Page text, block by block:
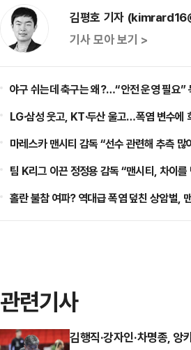
김평호 기자
기사 모아 보기 >
야구 쉬는데 축구는 왜?…“안전 운영 필요”
LG·삼성 웃고, KT·두산 울고…폭염 변수에
마레스카 맨시티 감독 “선수 관련해 추측
팀 K리그 이끈 정정용 감독 “맨시티, 차이를
홀란 불참 여파? 역대급 폭염 덮친 상암벌,
관련기사
김행직·강자인·차명종,